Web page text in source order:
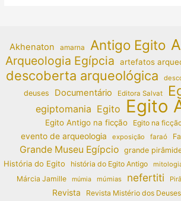
Akhenaton amarna Antigo Egito
Arqueologia Egípcia artefatos
descoberta arqueológica
deuses Documentário Editora Salvat
egiptomania Egito Egito
Egito Antigo na ficção Egito na
evento de arqueologia exposição faraó
Grande Museu Egípcio grande
História do Egito
história do Egito Antigo
Márcia Jamille múmia múmias nefertiti
Revista
Revista Mistério dos